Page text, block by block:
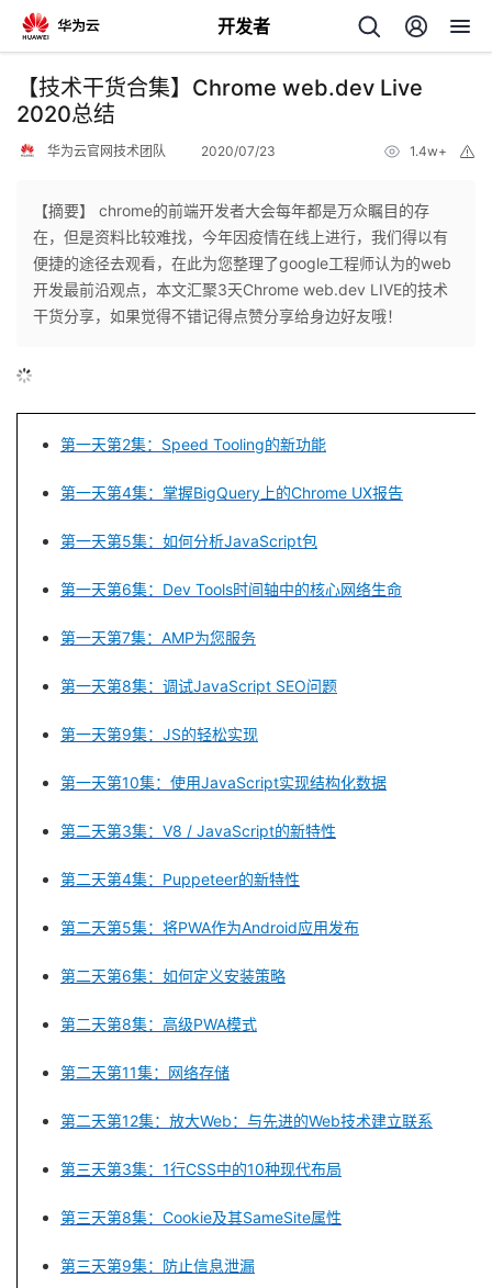
开发者
返
回
个
人
主
我
的
我
的
博
客
我
的
论
我
的
我
我
者
学
堂
我
我
Programs
持
我
的
我
【技术干货合集】Chrome web.dev Live
2020总结
华为云官网技术团队 2020/07/23 1.4w+
【摘要】 chrome的前端开发者大会每年都是万众瞩目的存
在，但是资料比较难找，今年因疫情在线上进行，我们得以有
便捷的途径去观看，在此为您整理了google工程师认为的web
开发最前沿观点，本文汇聚3天Chrome web.dev LIVE的技术
干货分享，如果觉得不错记得点赞分享给身边好友哦！
第一天第2集：Speed Tooling的新功能
第一天第4集：掌握BigQuery上的Chrome UX报告
第一天第5集：如何分析JavaScript包
第一天第6集：Dev Tools时间轴中的核心网络生命
第一天第7集：AMP为您服务
第一天第8集：调试JavaScript SEO问题
第一天第9集：JS的轻松实现
第一天第10集：使用JavaScript实现结构化数据
第二天第3集：V8 / JavaScript的新特性
第二天第4集：Puppeteer的新特性
第二天第5集：将PWA作为Android应用发布
第二天第6集：如何定义安装策略
第二天第8集：高级PWA模式
第二天第11集：网络存储
第二天第12集：放大Web：与先进的Web技术建立联系
第三天第3集：1行CSS中的10种现代布局
第三天第8集：Cookie及其SameSite属性
第三天第9集：防止信息泄漏